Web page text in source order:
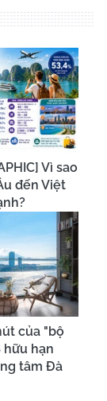
Vì sao
đến Việt
của "bộ
hữu hạn
tâm Đà